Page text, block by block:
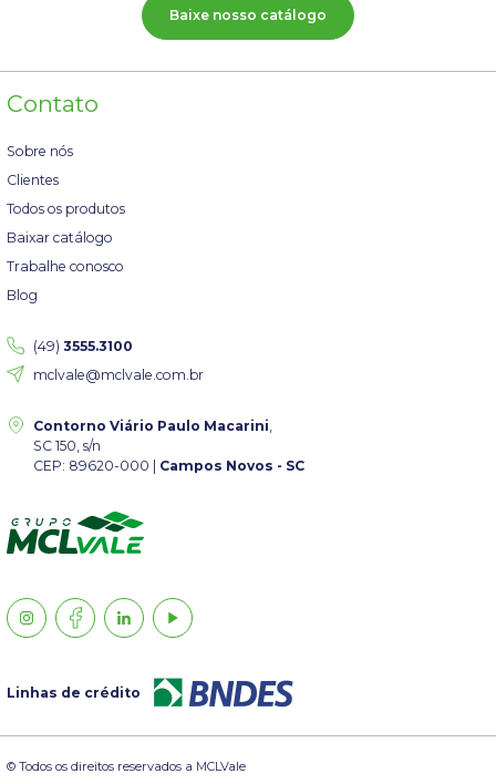
Baixe nosso catálogo
Contato
Sobre nós
Clientes
Todos os produtos
Baixar catálogo
Trabalhe conosco
Blog
(49) 3555.3100
mclvale@mclvale.com.br
Contorno Viário Paulo Macarini,
SC 150, s/n
CEP: 89620-000 | Campos Novos - SC
Linhas de crédito
© Todos os direitos reservados a MCLVale